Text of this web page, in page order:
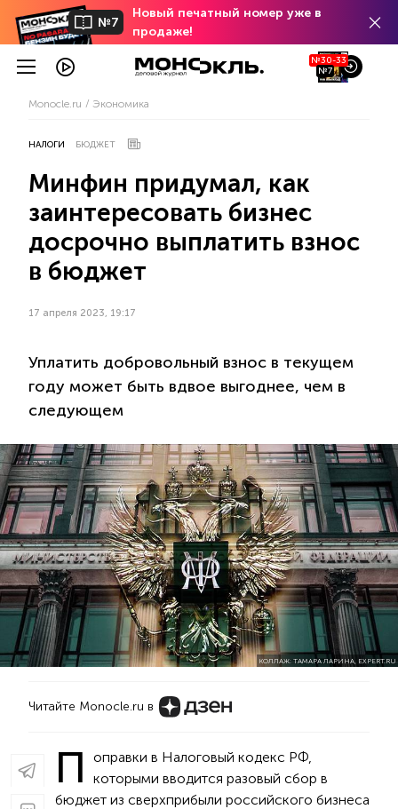
№7
Новый печатный номер уже в
продаже!
№30-33
№7
Monocle.ru Экономика
НАЛОГИ БЮДЖЕТ
Минфин придумал, как
заинтересовать бизнес
досрочно выплатить взнос
в бюджет
17 апреля 2023, 19:17
Уплатить добровольный взнос в текущем
году может быть вдвое выгоднее, чем в
следующем
КОЛЛАЖ: ТАМАРА ЛАРИНА, EXPERT.RU
Читайте Monocle.ru в
П
оправки в Налоговый кодекс РФ,
которыми вводится разовый сбор в
бюджет из сверхприбыли российского бизнеса